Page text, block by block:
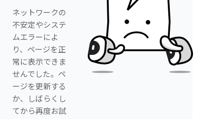
ネットワークの
不安定やシステ
ムエラーによ
り、ページを正
常に表示できま
せんでした。ペ
ージを更新する
か、しばらくし
てから再度お試